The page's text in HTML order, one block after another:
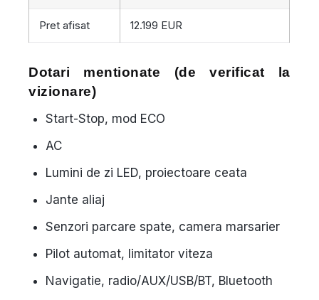
Pret afisat 12.199 EUR
Dotari mentionate (de verificat la
vizionare)
Start-Stop, mod ECO
AC
Lumini de zi LED, proiectoare ceata
Jante aliaj
Senzori parcare spate, camera marsarier
Pilot automat, limitator viteza
Navigatie, radio/AUX/USB/BT, Bluetooth